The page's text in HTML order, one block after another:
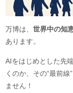
万博は、世界中の知
あります。
AIをはじめとした先
くのか、その“最前
ません！